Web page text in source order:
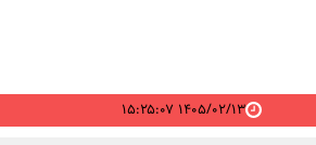
۱۴۰۵/۰۲/۱۳ ۱۵:۲۵:۰۷